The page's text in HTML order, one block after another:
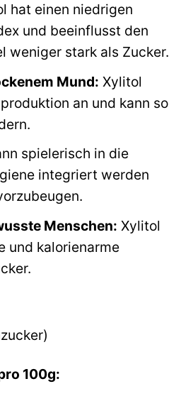
hat einen niedrigen
und beeinflusst den
weniger stark als Zucker.
Mund: Xylitol
an und kann so
spielerisch in die
integriert werden
Menschen: Xylitol
und kalorienarme
100g: